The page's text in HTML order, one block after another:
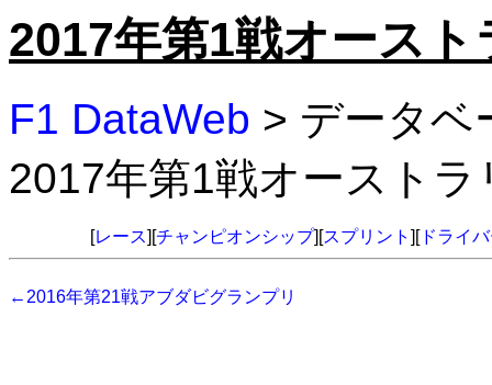
2017年第1戦オース
F1 DataWeb > データ
2017年第1戦オースト
[レース][チャンピオンシップ][スプリント ][ドライ
←2016年第21戦アブダビグランプリ